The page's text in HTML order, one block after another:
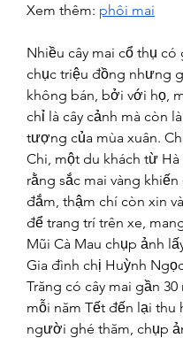
Xem thêm: phôi mai
Nhiều cây mai cổ thụ có
chục triệu đồng nhưng
không bán, bởi với họ,
chỉ là cây cảnh mà còn
tượng của mùa xuân.
Chi, một du khách từ Hà
rằng sắc mai vàng khiến
đắm, thậm chí còn xin
để trang trí trên xe,
Mũi Cà Mau chụp ảnh
Gia đình chị Huỳnh
Trăng có cây mai gần 30
mỗi năm Tết đến lại thu
người ghé thăm, chụp